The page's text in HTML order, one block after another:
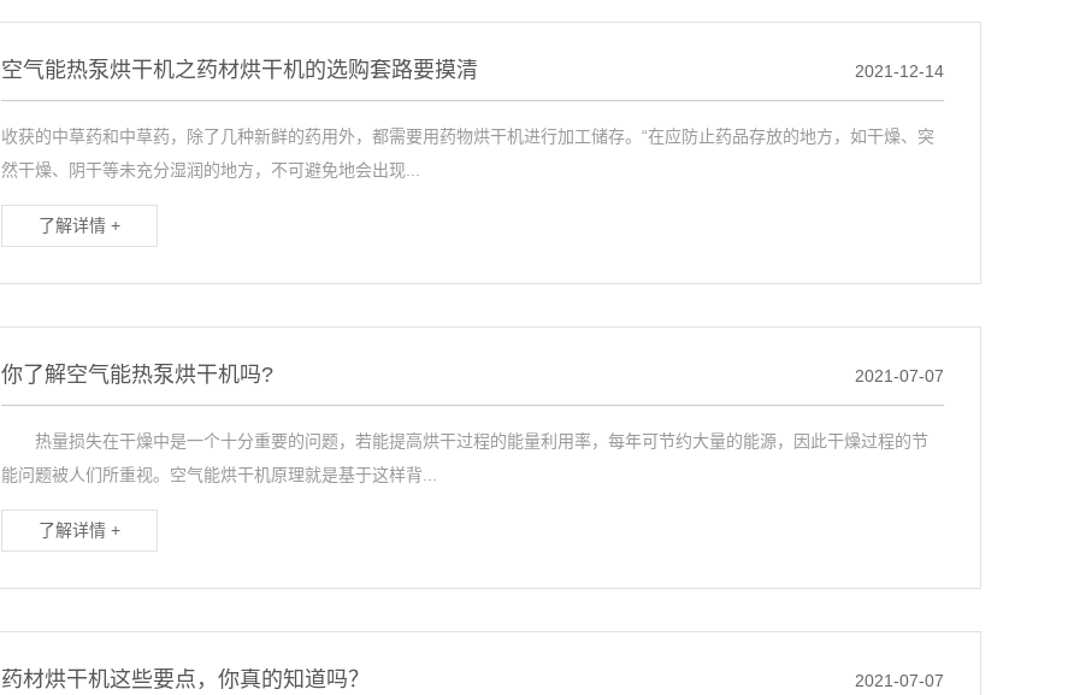
空气能热泵烘干机之药材烘干机的选购套路要摸清 2021-12-14
收获的中草药和中草药，除了几种新鲜的药用外，都需要用药物烘干机进行加工储存。“在应防止药品存放的地方，如干燥、突
然干燥、阴干等未充分湿润的地方，不可避免地会出现...
了解详情 +
你了解空气能热泵烘干机吗? 2021-07-07
热量损失在干燥中是一个十分重要的问题，若能提高烘干过程的能量利用率，每年可节约大量的能源，因此干燥过程的节
能问题被人们所重视。空气能烘干机原理就是基于这样背...
了解详情 +
药材烘干机这些要点，你真的知道吗？ 2021-07-07